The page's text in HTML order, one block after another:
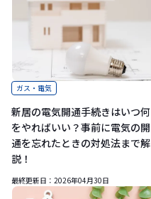
ガス・電気
新居の電気開通手続きはいつ何
をやればいい？事前に電気の開
通を忘れたときの対処法まで解
説！
最終更新日： 2026年04月30日